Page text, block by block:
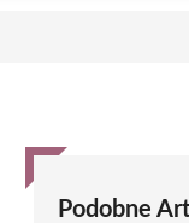
Podobne